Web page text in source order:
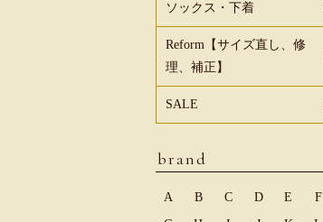
ソックス・下着
Reform【サイズ直し、修
理、補正】
SALE
brand
A B C D E
F